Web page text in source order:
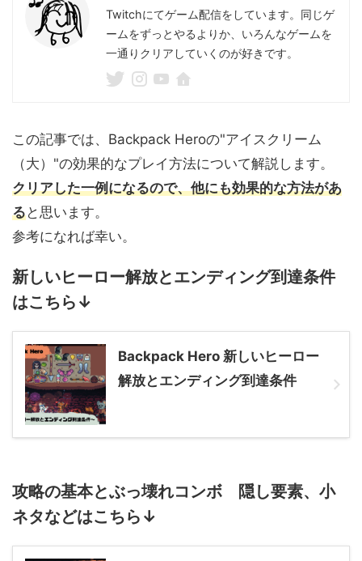
Twitchにてゲーム配信をしています。同じゲ
ームをずっとやるよりか、いろんなゲームを
一通りクリアしていくのが好きです。
この記事では、Backpack Heroの"アイスクリーム
（大）"の効果的なプレイ方法について解説します。
クリアした一例になるので、他にも効果的な方法があ
ると思います。
参考になれば幸い。
新しいヒーロー解放とエンディング到達条件
はこちら↓
Backpack Hero 新しいヒーロー
解放とエンディング到達条件
攻略の基本とぶっ壊れコンボ 隠し要素、小
ネタなどはこちら↓